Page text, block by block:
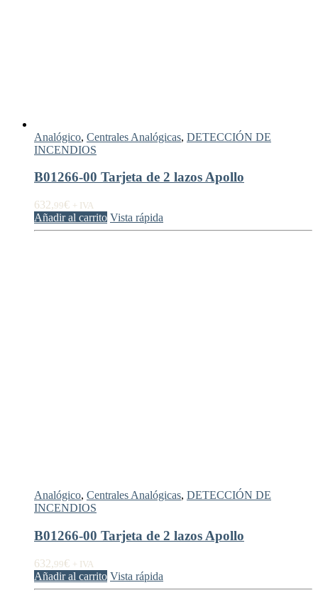
Analógico, Centrales Analógicas, DETECCIÓN DE
INCENDIOS
B01266-00 Tarjeta de 2 lazos Apollo
632,99€ + IVA
Añadir al carrito Vista rápida
Analógico, Centrales Analógicas, DETECCIÓN DE
INCENDIOS
B01266-00 Tarjeta de 2 lazos Apollo
632,99€ + IVA
Añadir al carrito Vista rápida